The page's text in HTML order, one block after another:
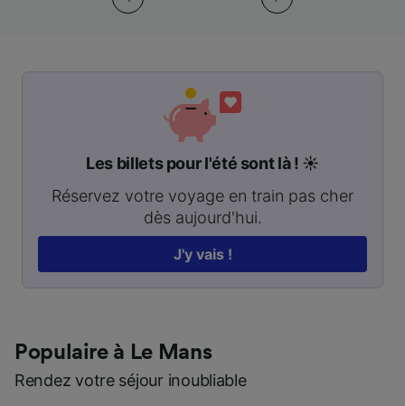
Les billets pour l'été sont là ! ☀️
Réservez votre voyage en train pas cher
dès aujourd'hui.
J'y vais !
Populaire à Le Mans
Rendez votre séjour inoubliable